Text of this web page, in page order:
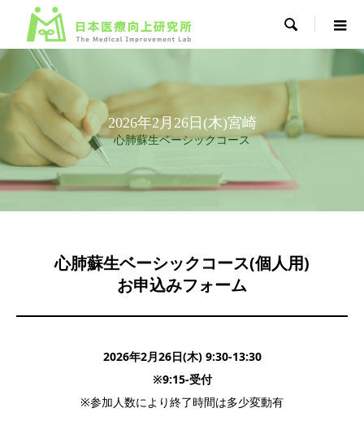

2026年2月26日(木)宮崎
心肺蘇生ベーシックコース
心肺蘇生ベーシックコース(個人用)
お申込みフォーム
2026年2月26日(木) 9:30-13:30
※9:15-受付
※参加人数により終了時間は多少変動有